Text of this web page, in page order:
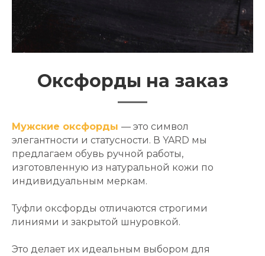
Оксфорды на заказ
Мужские оксфорды — это символ
элегантности и статусности. В YARD мы
предлагаем обувь ручной работы,
изготовленную из натуральной кожи по
индивидуальным меркам.
Туфли оксфорды отличаются строгими
линиями и закрытой шнуровкой.
Это делает их идеальным выбором для